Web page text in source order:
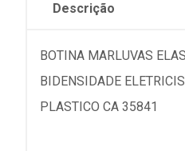
Descrição
BOTINA MARLUVAS
BIDENSIDADE
PLASTICO CA 35841